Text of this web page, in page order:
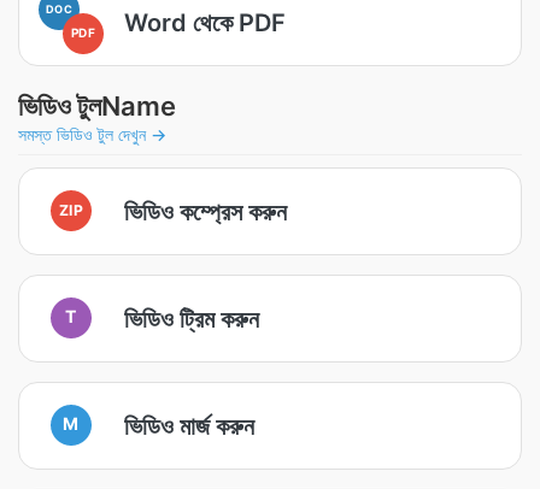
DOC
PDF Word থেকে PDF
ভিডিও টুলName
সমস্ত ভিডিও টুল দেখুন →
ZIP ভিডিও কম্প্রেস করুন
T ভিডিও ট্রিম করুন
M ভিডিও মার্জ করুন